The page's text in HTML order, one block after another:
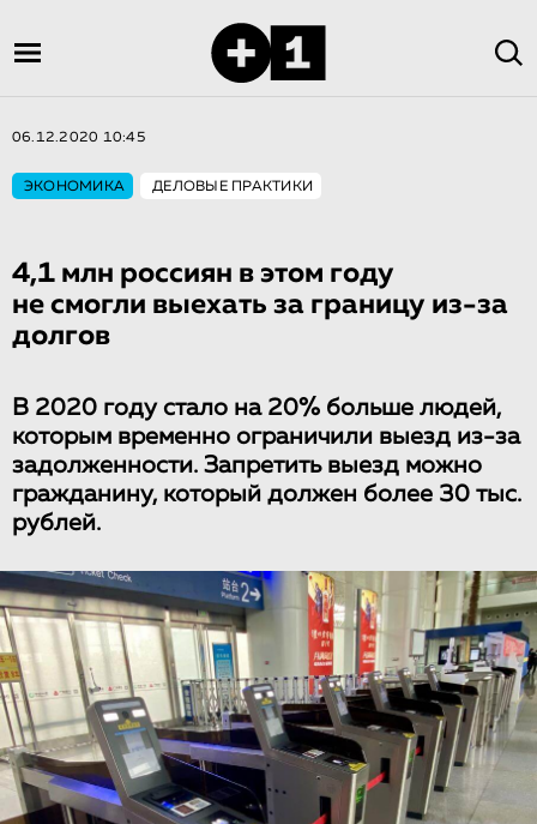
06.12.2020 10:45
ЭКОНОМИКА ДЕЛОВЫЕ ПРАКТИКИ
4,1 млн россиян в этом году
не смогли выехать за границу из-за
долгов
В 2020 году стало на 20% больше людей,
которым временно ограничили выезд из-за
задолженности. Запретить выезд можно
гражданину, который должен более 30 тыс.
рублей.